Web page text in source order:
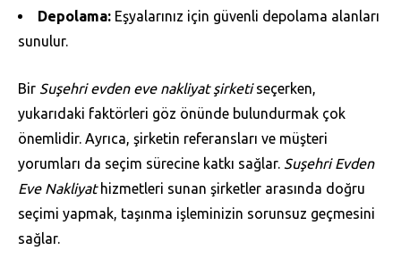
Depolama: Eşyalarınız için güvenli depolama alanları
sunulur.
Bir Suşehri evden eve nakliyat şirketiseçerken,
yukarıdaki faktörleri göz önünde bulundurmak çok
önemlidir. Ayrıca, şirketin referansları ve müşteri
yorumları da seçim sürecine katkı sağlar. Suşehri Evden
Eve Nakliyathizmetleri sunan şirketler arasında doğru
seçimi yapmak, taşınma işleminizin sorunsuz geçmesini
sağlar.